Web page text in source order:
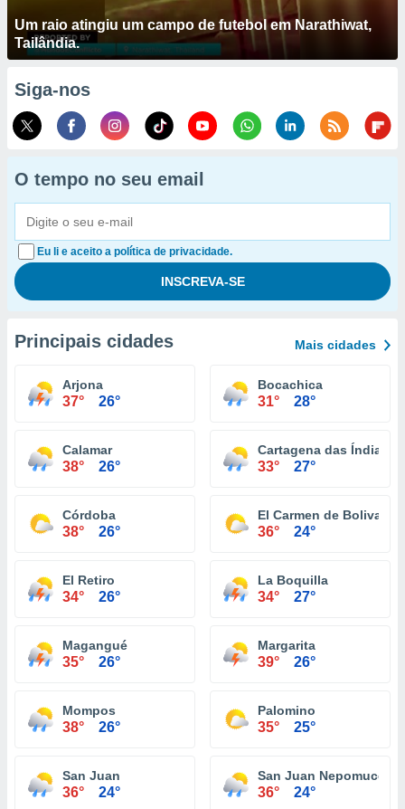
Um raio atingiu um campo de futebol em Narathiwat,
Tailândia.
Siga-nos
O tempo no seu email
Eu li e aceito a política de privacidade.
Principais cidades Mais cidades
Arjona
37° 26°
Bocachica
31° 28°
Calamar
38° 26°
Cartagena das Índias
33° 27°
Córdoba
38° 26°
El Carmen de Bolivar
36° 24°
El Retiro
34° 26°
La Boquilla
34° 27°
Magangué
35° 26°
Margarita
39° 26°
Mompos
38° 26°
Palomino
35° 25°
San Juan
36° 24°
San Juan Nepomuceno
36° 24°